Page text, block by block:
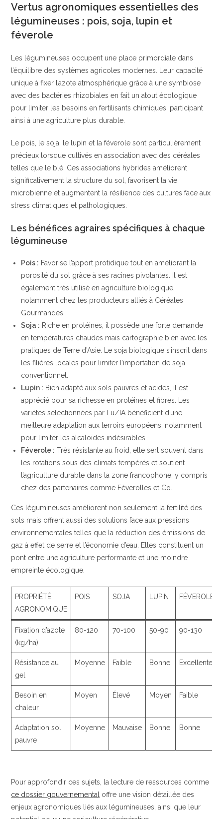
Vertus agronomiques essentielles des
légumineuses : pois, soja, lupin et
féverole
Les légumineuses occupent une place primordiale dans
l’équilibre des systèmes agricoles modernes. Leur capacité
unique à fixer l’azote atmosphérique grâce à une symbiose
avec des bactéries rhizobiales en fait un atout écologique
pour limiter les besoins en fertilisants chimiques, participant
ainsi à une agriculture plus durable.
Le pois, le soja, le lupin et la féverole sont particulièrement
précieux lorsque cultivés en association avec des céréales
telles que le blé. Ces associations hybrides améliorent
significativement la structure du sol, favorisent la vie
microbienne et augmentent la résilience des cultures face aux
stress climatiques et pathologiques.
Les bénéfices agraires spécifiques à chaque
légumineuse
Pois : Favorise l’apport protidique tout en améliorant la
porosité du sol grâce à ses racines pivotantes. Il est
également très utilisé en agriculture biologique,
notamment chez les producteurs alliés à Céréales
Gourmandes.
Soja : Riche en protéines, il possède une forte demande
en températures chaudes mais cartographie bien avec les
pratiques de Terre d’Asie. Le soja biologique s’inscrit dans
les filières locales pour limiter l’importation de soja
conventionnel.
Lupin : Bien adapté aux sols pauvres et acides, il est
apprécié pour sa richesse en protéines et fibres. Les
variétés sélectionnées par LuZIA bénéficient d’une
meilleure adaptation aux terroirs européens, notamment
pour limiter les alcaloïdes indésirables.
Féverole : Très résistante au froid, elle sert souvent dans
les rotations sous des climats tempérés et soutient
l’agriculture durable dans la zone francophone, y compris
chez des partenaires comme Féverolles et Co.
Ces légumineuses améliorent non seulement la fertilité des
sols mais offrent aussi des solutions face aux pressions
environnementales telles que la réduction des émissions de
gaz à effet de serre et l’économie d’eau. Elles constituent un
pont entre une agriculture performante et une moindre
empreinte écologique.
PROPRIÉTÉ
AGRONOMIQUE
POIS SOJA LUPIN FÉVEROLE
Fixation d’azote
(kg/ha)
80-120 70-100 50-90 90-130
Résistance au
gel
Moyenne Faible Bonne Excellente
Besoin en
chaleur
Moyen Élevé Moyen Faible
Adaptation sol
pauvre
Moyenne Mauvaise Bonne Bonne
Pour approfondir ces sujets, la lecture de ressources comme
ce dossier gouvernemental
offre une vision détaillée des
enjeux agronomiques liés aux légumineuses, ainsi que leur